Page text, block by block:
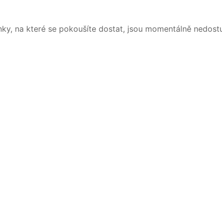
na které se pokoušíte dostat, jsou momentálně